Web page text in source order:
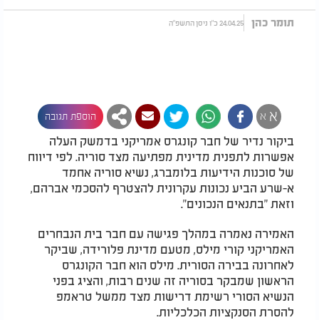
תומר כהן 24.04.25 כ"ו ניסן התשפ"ה
א א הוספת תגובה
ביקור נדיר של חבר קונגרס אמריקני בדמשק העלה
אפשרות לתפנית מדינית מפתיעה מצד סוריה. לפי דיווח
של סוכנות הידיעות בלומברג, נשיא סוריה אחמד
א-שרע הביע נכונות עקרונית להצטרף להסכמי אברהם,
וזאת "בתנאים הנכונים".
האמירה נאמרה במהלך פגישה עם חבר בית הנבחרים
האמריקני קורי מילס, מטעם מדינת פלורידה, שביקר
לאחרונה בבירה הסורית. מילס הוא חבר הקונגרס
הראשון שמבקר בסוריה זה שנים רבות, והציג בפני
הנשיא הסורי רשימת דרישות מצד ממשל טראמפ
להסרת הסנקציות הכלכליות.